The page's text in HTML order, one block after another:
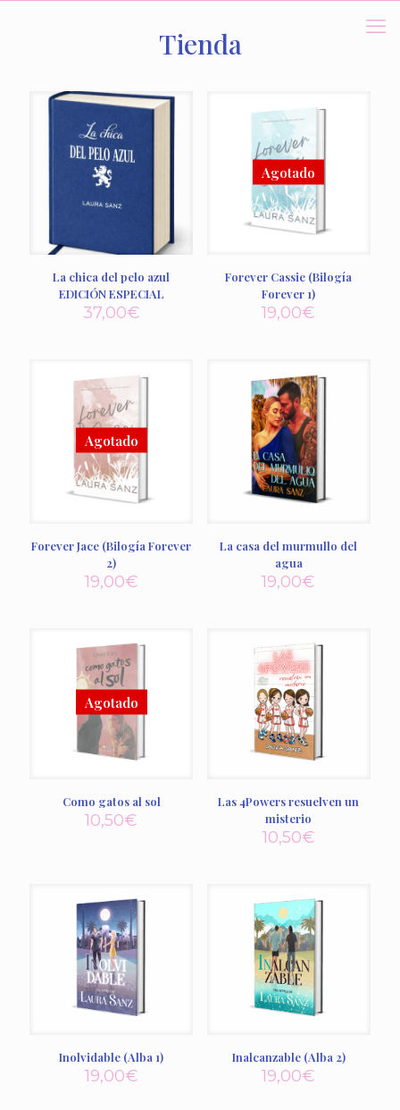
Tienda
La chica del pelo azul
EDICIÓN ESPECIAL
37,00€
Forever Cassie (Bilogía
Forever 1)
19,00€
Forever Jace (Bilogía Forever
2)
19,00€
La casa del murmullo del
agua
19,00€
Como gatos al sol
10,50€
Las 4Powers resuelven un
misterio
10,50€
Inolvidable (Alba 1)
19,00€
Inalcanzable (Alba 2)
19,00€